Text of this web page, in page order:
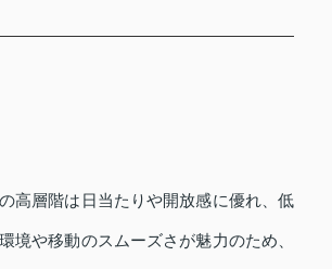
高層階は日当たりや開放感に優れ、低
境や移動のスムーズさが魅力のため、